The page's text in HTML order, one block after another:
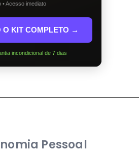
• Acesso imediato
O KIT COMPLETO →
incondicional de 7 dias
Pessoal